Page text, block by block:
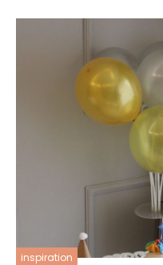
inspiration